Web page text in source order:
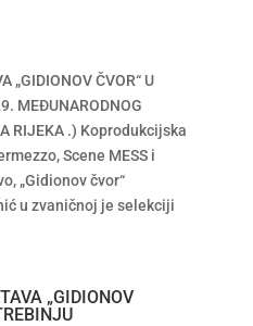
„GIDIONOV ČVOR“ U
MEĐUNARODNOG
RIJEKA .) Koprodukcijska
Scene MESS i
„Gidionov čvor“
u zvaničnoj je selekciji
„GIDIONOV